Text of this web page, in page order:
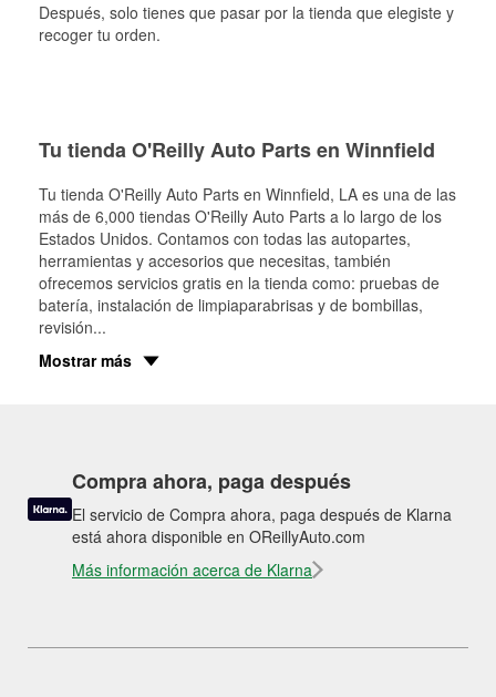
Después, solo tienes que pasar por la tienda que elegiste y
recoger tu orden.
Tu tienda O'Reilly Auto Parts en Winnfield
Tu tienda O'Reilly Auto Parts en Winnfield, LA es una de las
más de 6,000 tiendas O'Reilly Auto Parts a lo largo de los
Estados Unidos. Contamos con todas las autopartes,
herramientas y accesorios que necesitas, también
ofrecemos servicios gratis en la tienda como: pruebas de
batería, instalación de limpiaparabrisas y de bombillas,
revisión...
Mostrar más
Compra ahora, paga después
El servicio de Compra ahora, paga después de Klarna
está ahora disponible en OReillyAuto.com
Más información acerca de Klarna